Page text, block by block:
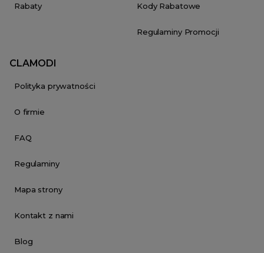
Rabaty Kody Rabatowe
Regulaminy Promocji
CLAMODI
Polityka prywatności
O firmie
FAQ
Regulaminy
Mapa strony
Kontakt z nami
Blog